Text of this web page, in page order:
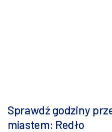
Sprawdź godziny
miastem: Redło